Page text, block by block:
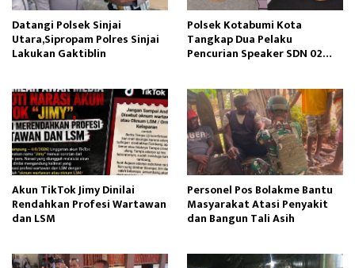
Datangi Polsek Sinjai
Utara,Sipropam Polres Sinjai
Lakukan Gaktiblin
Polsek Kotabumi Kota
Tangkap Dua Pelaku
Pencurian Speaker SDN 02
Akun TikTok Jimy Dinilai
Rendahkan Profesi Wartawan
dan LSM
Personel Pos Bolakme Bantu
Masyarakat Atasi Penyakit
dan Bangun Tali Asih